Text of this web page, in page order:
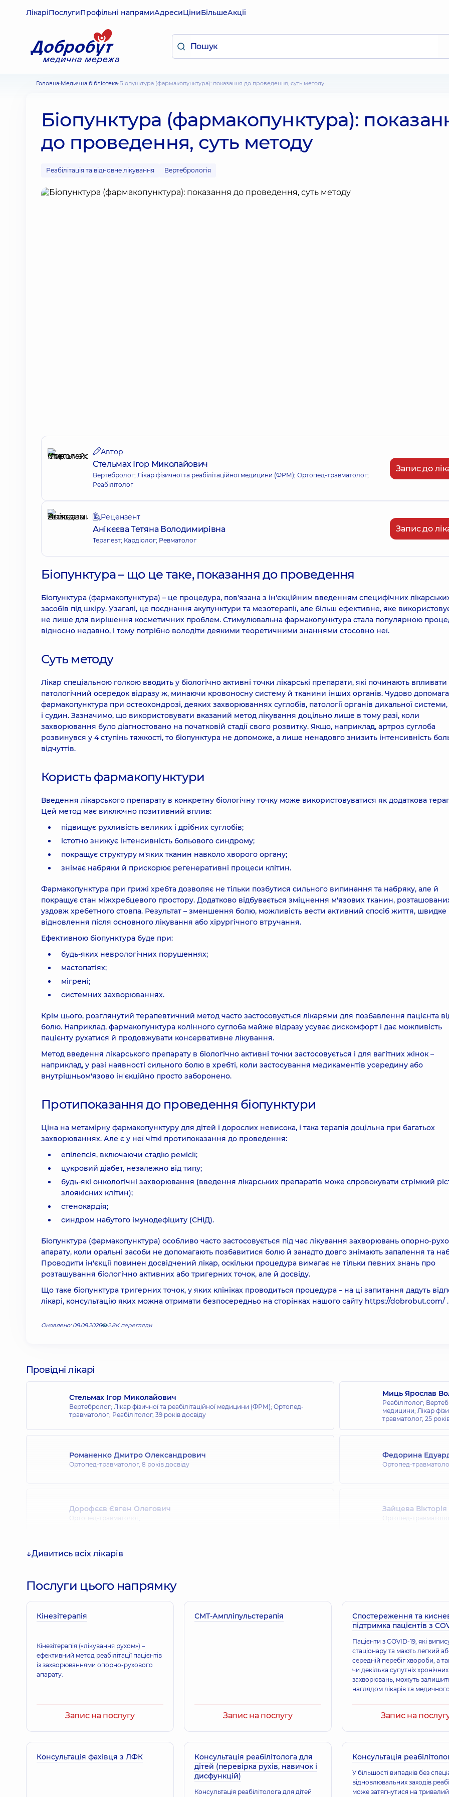
ЛікаріПослугиПрофільні напрямиАдресиЦіниБільшеАкції
Головна Медична бібліотека Біопунктура (фармакопунктура): показання до проведення, суть методу
Біопунктура (фармакопунктура):
до проведення, суть методу
Реабілітація та відновне лікування Вертебрологія
Автор
Стельмах Ігор Миколайович
Вертебролог; Лікар фізичної та реабілітаційної медицини (ФРМ); Ортопед-травматолог;
Реабілітолог
Запис до
Рецензент
Анікєєва Тетяна Володимирівна
Терапевт; Кардіолог; Ревматолог
Запис до
Біопунктура – що це таке, показання до проведення
Біопунктура (фармакопунктура) – це процедура, пов'язана з ін'єкційним введенням специфічних
засобів під шкіру. Узагалі, це поєднання акупунктури та мезотерапії, але більш ефективне, яке
не лише для вирішення косметичних проблем. Стимулювальна фармакопунктура стала популярною
відносно недавно, і тому потрібно володіти деякими теоретичними знаннями стосовно неї.
Суть методу
Лікар спеціальною голкою вводить у біологічно активні точки лікарські препарати, які починають
патологічний осередок відразу ж, минаючи кровоносну систему й тканини інших органів. Чудово
фармакопунктура при остеохондрозі, деяких захворюваннях суглобів, патології органів дихальної
і судин. Зазначимо, що використовувати вказаний метод лікування доцільно лише в тому разі, коли
захворювання було діагностовано на початковій стадії свого розвитку. Якщо, наприклад, артроз суглоба
розвинувся у 4 ступінь тяжкості, то біопунктура не допоможе, а лише ненадовго знизить інтенсивність
відчуттів.
Користь фармакопунктури
Введення лікарського препарату в конкретну біологічну точку може використовуватися як додаткова
Цей метод має виключно позитивний вплив:
підвищує рухливість великих і дрібних суглобів;
істотно знижує інтенсивність больового синдрому;
покращує структуру м'яких тканин навколо хворого органу;
знімає набряки й прискорює регенеративні процеси клітин.
Фармакопунктура при грижі хребта дозволяє не тільки позбутися сильного випинання та набряку, але й
покращує стан міжхребцевого простору. Додатково відбувається зміцнення м'язових тканин,
уздовж хребетного стовпа. Результат – зменшення болю, можливість вести активний спосіб життя, швидке
відновлення після основного лікування або хірургічного втручання.
Ефективною біопунктура буде при:
будь-яких неврологічних порушеннях;
мастопатіях;
мігрені;
системних захворюваннях.
Крім цього, розглянутий терапевтичний метод часто застосовується лікарями для позбавлення пацієнта
болю. Наприклад, фармакопунктура колінного суглоба майже відразу усуває дискомфорт і дає можливість
пацієнту рухатися й продовжувати консервативне лікування.
Метод введення лікарського препарату в біологічно активні точки застосовується і для вагітних жінок –
наприклад, у разі наявності сильного болю в хребті, коли застосування медикаментів усередину або
внутрішньом'язово ін'єкційно просто заборонено.
Протипоказання до проведення біопунктури
Ціна на метамірну фармакопунктуру для дітей і дорослих невисока, і така терапія доцільна при багатьох
захворюваннях. Але є у неї чіткі протипоказання до проведення:
епілепсія, включаючи стадію ремісії;
цукровий діабет, незалежно від типу;
будь-які онкологічні захворювання (введення лікарських препаратів може спровокувати стрімкий
злоякісних клітин);
стенокардія;
синдром набутого імунодефіциту (СНІД).
Біопунктура (фармакопунктура) особливо часто застосовується під час лікування захворювань опорно-
апарату, коли оральні засоби не допомагають позбавитися болю й занадто довго знімають запалення та
Проводити ін'єкції повинен досвідчений лікар, оскільки процедура вимагає не тільки певних знань про
розташування біологічно активних або тригерних точок, але й досвіду.
Що таке біопунктура тригерних точок, у яких клініках проводиться процедура – на ці запитання дадуть
лікарі, консультацію яких можна отримати безпосередньо на сторінках нашого сайту https://dobrobut.com/ .
Оновлено: 08.08.2026 2.8К перегляди
Провідні лікарі
Стельмах Ігор Миколайович
Вертебролог; Лікар фізичної та реабілітаційної медицини (ФРМ); Ортопед-
травматолог; Реабілітолог, 39 років досвіду
Миць Ярослав
Реабілітолог;
медицини; Лікар
травматолог, 25
Романенко Дмитро Олександрович
Ортопед-травматолог, 8 років досвіду
Федорина
Ортопед-
Дорофєєв Євген Олегович
Ортопед-травматолог,
Зайцева
Ортопед-
Бурденюк Сергій Анатолійович Лебедько Сергій
Ортопед-
Скобенко Євгеній Олександрович Лобач Станіслав
Ортопед-
Холодов Богдан Ігорович
Лікар загальної практики - сімейний лікар; Лікар з ультразвукової діагностики;
Ортопед-
Тарнавський Ігор Володимирович Батрак
Ортопед-
Дивитись всіх лікарів
Послуги цього напрямку
Кінезітерапія
Кінезітерапія («лікування рухом») –
ефективний метод реабілітації пацієнтів
із захворюваннями опорно-рухового
апарату.
Запис на послугу
СМТ-Ампліпульстерапія
Запис на послугу
Спостереження та
підтримка пацієнтів з
Пацієнти з COVID-19, які
стаціонару та мають легкий
середній перебіг хвороби, а
чи декілька супутніх хронічних
захворювань, можуть
наглядом лікарів та
Запис на
Консультація фахівця з ЛФК
Консультація реабілітолога для
дітей (перевірка рухів, навичок і
дисфункцій)
Консультація реабілітолога для дітей
Консультація
У більшості випадків без
відновлювальних заходів
може затягнутися на